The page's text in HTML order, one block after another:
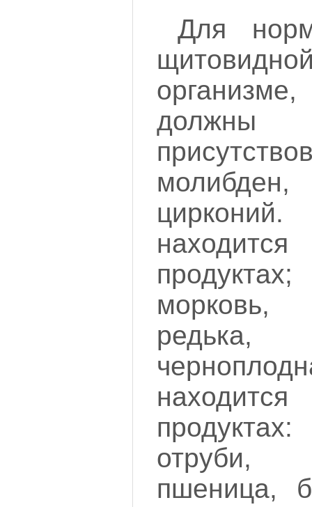
Для
должны
морковь,
отруби,
пшеница,